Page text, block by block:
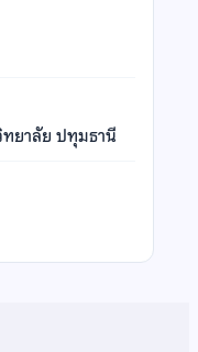
ทยาลัย ปทุมธานี